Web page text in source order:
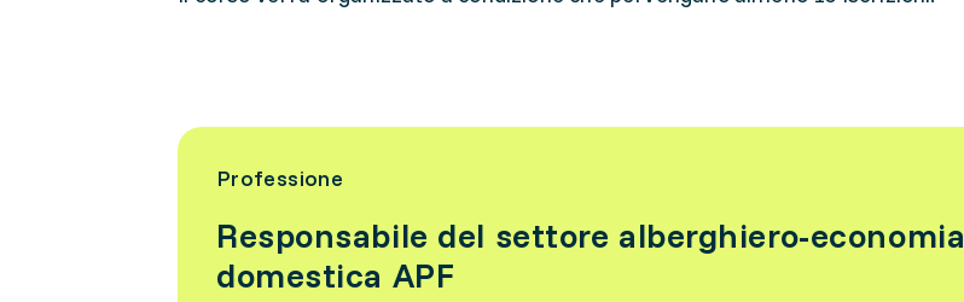
Professione
Responsabile del settore alberghiero-economia
domestica APF